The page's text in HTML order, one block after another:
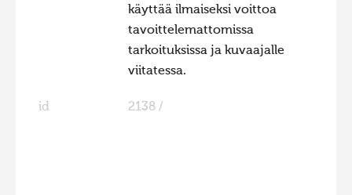
käyttää ilmaiseksi voittoa
tavoittelemattomissa
tarkoituksissa ja kuvaajalle
viitatessa.
id 2138 /